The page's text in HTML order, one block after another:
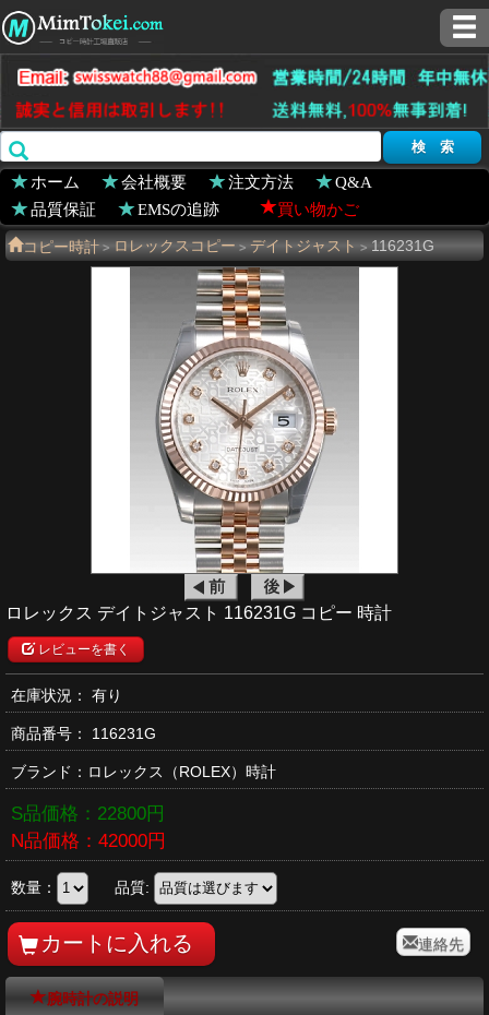
ホーム 会社概要 注文方法
Q&A
品質保証
EMSの追跡 買い物かご
コピー時計 > ロレックスコピー > デイトジャスト > 116231G
ロレックス デイトジャスト 116231G コピー 時計
レビューを書く
在庫状況： 有り
商品番号： 116231G
ブランド： ロレックス （ROLEX）時計
S品価格： 22800円
N品価格： 42000円
数量： 品質:
連絡先
腕時計の説明